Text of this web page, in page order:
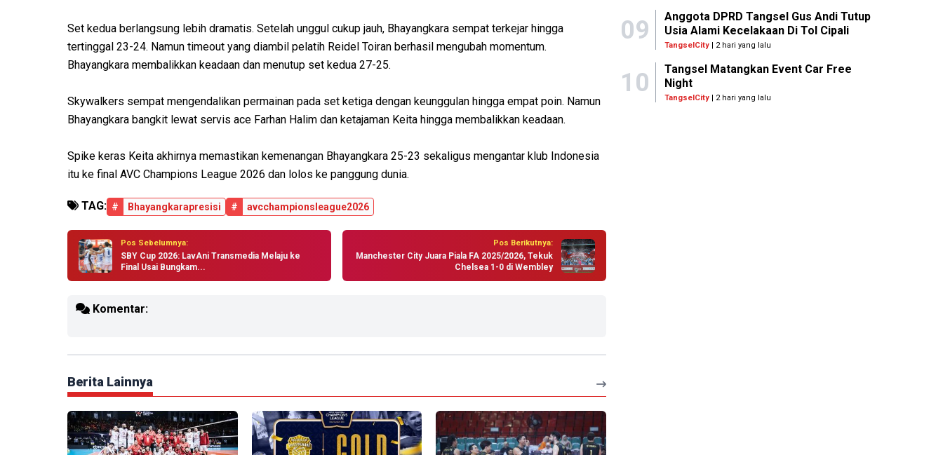
Set kedua berlangsung lebih dramatis. Setelah unggul cukup jauh, Bhayangkara sempat terkejar hingga
tertinggal 23-24. Namun timeout yang diambil pelatih Reidel Toiran berhasil mengubah momentum.
Bhayangkara membalikkan keadaan dan menutup set kedua 27-25.
Skywalkers sempat mengendalikan permainan pada set ketiga dengan keunggulan hingga empat poin. Namun
Bhayangkara bangkit lewat servis ace Farhan Halim dan ketajaman Keita hingga membalikkan keadaan.
Spike keras Keita akhirnya memastikan kemenangan Bhayangkara 25-23 sekaligus mengantar klub Indonesia
itu ke final AVC Champions League 2026 dan lolos ke panggung dunia.
TAG: # Bhayangkarapresisi # avcchampionsleague2026
Pos Sebelumnya:
SBY Cup 2026: LavAni Transmedia Melaju ke
Final Usai Bungkam...
Pos Berikutnya:
Manchester City Juara Piala FA 2025/2026, Tekuk
Chelsea 1-0 di Wembley
Komentar:
Berita Lainnya
09
Anggota DPRD Tangsel Gus Andi Tutup
Usia Alami Kecelakaan Di Tol Cipali
TangselCity| 2 hari yang lalu
10
Tangsel Matangkan Event Car Free
Night
TangselCity| 2 hari yang lalu